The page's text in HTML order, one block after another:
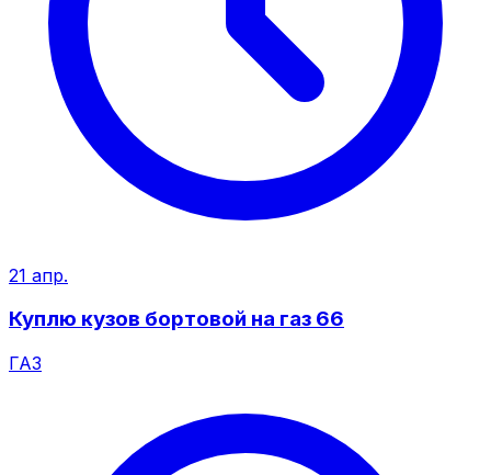
21 апр.
Куплю кузов бортовой на газ 66
ГАЗ